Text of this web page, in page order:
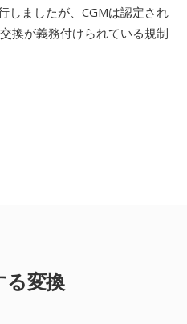
しましたが、CGMは認定され
換が義務付けられている規制
る変換